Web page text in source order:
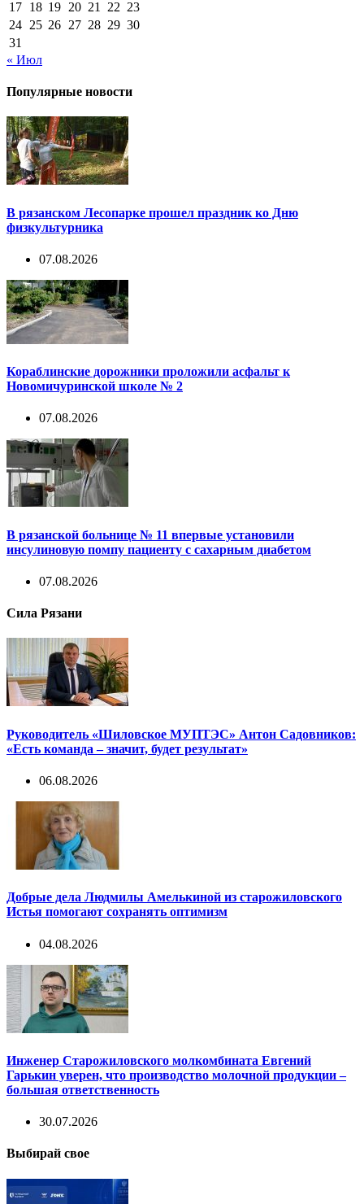
17 18 19 20 21 22 23
24 25 26 27 28 29 30
31
« Июл
Популярные новости
В рязанском Лесопарке прошел праздник ко Дню
физкультурника
07.08.2026
Кораблинские дорожники проложили асфальт к
Новомичуринской школе № 2
07.08.2026
В рязанской больнице № 11 впервые установили
инсулиновую помпу пациенту с сахарным диабетом
07.08.2026
Сила Рязани
Руководитель «Шиловское МУПТЭС» Антон Садовников:
«Есть команда – значит, будет результат»
06.08.2026
Добрые дела Людмилы Амелькиной из старожиловского
Истья помогают сохранять оптимизм
04.08.2026
Инженер Старожиловского молкомбината Евгений
Гарькин уверен, что производство молочной продукции –
большая ответственность
30.07.2026
Выбирай свое